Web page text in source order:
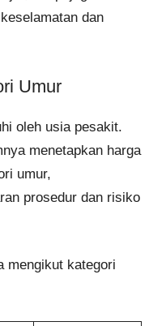
dan
Umur
oleh usia pesakit.
menetapkan harga
umur,
prosedur dan risiko
mengikut kategori